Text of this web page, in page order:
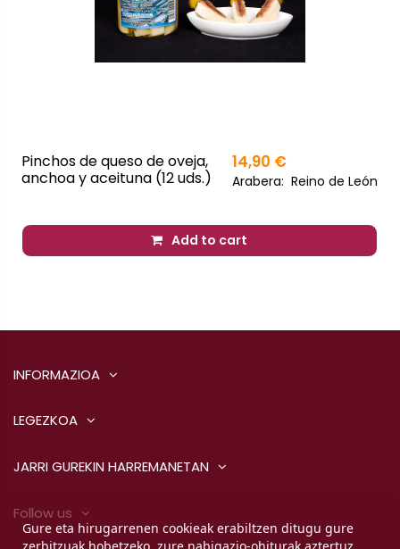
Pinchos de queso de oveja,
anchoa y aceituna (12 uds.)
14,90 €
Arabera: Reino de León
Add to cart
INFORMAZIOA
LEGEZKOA
JARRI GUREKIN HARREMANETAN
Gure eta hirugarrenen cookieak erabiltzen ditugu gure
Follow us